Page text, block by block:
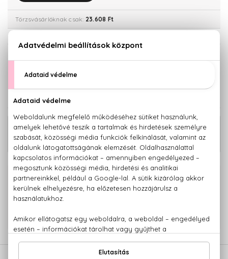
Törzsvásárlóknak csak: 23.608 Ft
KISZERELÉS KIVÁLASZTÁSA
24.850 Ft
Bvlgari Pour Homme Klasszikus Eau
De Toilette
12.310 Ft -
tól
100% eredeti termékek,14 napos visszaküldési garanciával
Kérdésed van, elakadtál? Hívd ügyfélszolgálatunkat: